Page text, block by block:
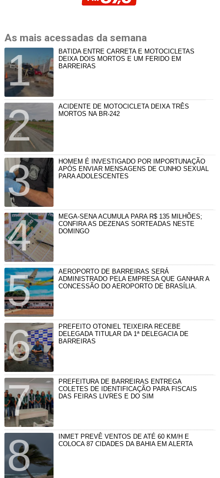
As mais acessadas da semana
BATIDA ENTRE CARRETA E MOTOCICLETAS
DEIXA DOIS MORTOS E UM FERIDO EM
BARREIRAS
ACIDENTE DE MOTOCICLETA DEIXA TRÊS
MORTOS NA BR-242
HOMEM É INVESTIGADO POR IMPORTUNAÇÃO
APÓS ENVIAR MENSAGENS DE CUNHO SEXUAL
PARA ADOLESCENTES
MEGA-SENA ACUMULA PARA R$ 135 MILHÕES;
CONFIRA AS DEZENAS SORTEADAS NESTE
DOMINGO
AEROPORTO DE BARREIRAS SERÁ
ADMINISTRADO PELA EMPRESA QUE GANHAR A
CONCESSÃO DO AEROPORTO DE BRASÍLIA.
PREFEITO OTONIEL TEIXEIRA RECEBE
DELEGADA TITULAR DA 1ª DELEGACIA DE
BARREIRAS
PREFEITURA DE BARREIRAS ENTREGA
COLETES DE IDENTIFICAÇÃO PARA FISCAIS
DAS FEIRAS LIVRES E DO SIM
INMET PREVÊ VENTOS DE ATÉ 60 KM/H E
COLOCA 87 CIDADES DA BAHIA EM ALERTA